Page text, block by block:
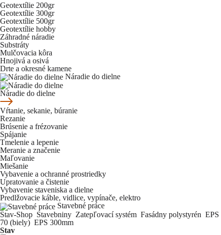
Geotextílie 200gr
Geotextílie 300gr
Geotextílie 500gr
Geotextílie hobby
Záhradné náradie
Substráty
Mulčovacia kôra
Hnojivá a osivá
Drte a okresné kamene
Náradie do dielne
Náradie do dielne
Vŕtanie, sekanie, búranie
Rezanie
Brúsenie a frézovanie
Spájanie
Tmelenie a lepenie
Meranie a značenie
Maľovanie
Miešanie
Vybavenie a ochranné prostriedky
Upratovanie a čistenie
Vybavenie staveniska a dielne
Predlžovacie káble, vidlice, vypínače, elektro
Stavebné práce
Stav-Shop Stavebniny Zatepľovací systém Fasádny polystyrén EPS
70 (biely) EPS 300mm
Stav